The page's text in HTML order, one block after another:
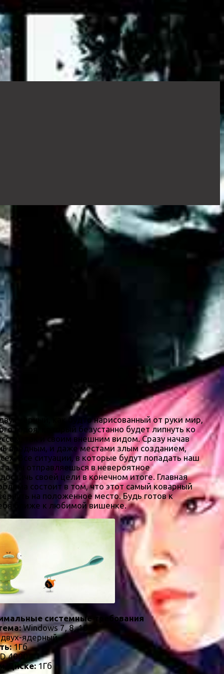
как будто нарисованный от руки мир,
героя, который безустанно будет липнуть ко
так и своим внешним видом. Сразу начав
вредным, и даже местами злым созданием,
Все ситуации, в которые будут попадать наш
Ты отправляешься в невероятное
своей цели в конечном итоге. Главная
состоит в том, что этот самый коварный
на положенное место. Будь готов к
ближе к любимой вишенке.
системные требования
Windows 7, 8, 10
ядерный
1Гб
4000
Диске:1Гб